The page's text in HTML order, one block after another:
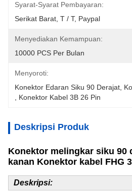
Syarat-Syarat Pembayaran:
Serikat Barat, T / T, Paypal
Menyediakan Kemampuan:
10000 PCS Per Bulan
Menyoroti:
Konektor Edaran Siku 90 Derajat
Konektor Kabel 3B 26 Pin
Deskripsi Produk
Konektor melingkar siku 90
kanan Konektor kabel FHG
Deskripsi: